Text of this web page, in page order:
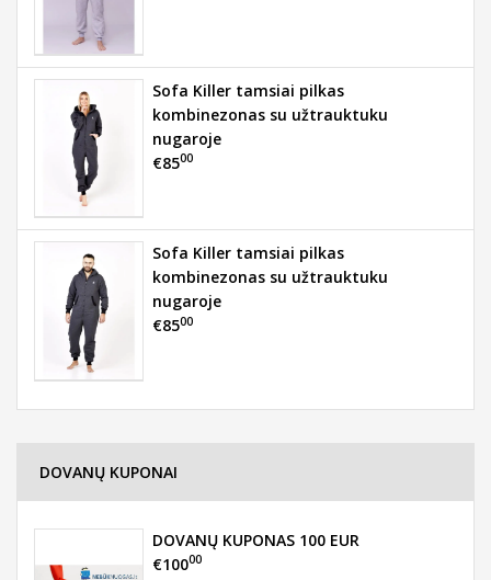
Sofa Killer tamsiai pilkas
kombinezonas su užtrauktuku
nugaroje
€8500
Sofa Killer tamsiai pilkas
kombinezonas su užtrauktuku
nugaroje
€8500
DOVANŲ KUPONAI
DOVANŲ KUPONAS 100 EUR
€10000